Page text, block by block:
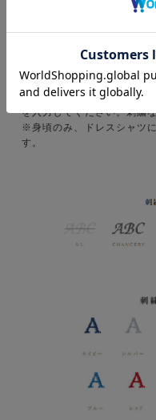
刺繍をご希望の場合は、フ
を入力してください。刺繍
※身頃のみ、ドレスシャツ
す。